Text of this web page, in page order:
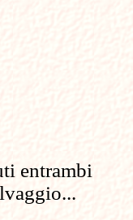
entrambi